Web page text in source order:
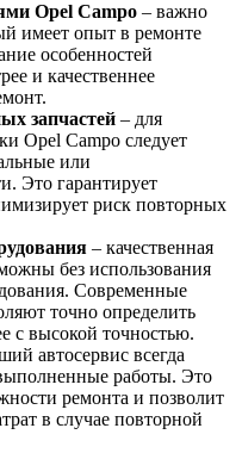
Opel Campo – важно
имеет опыт в ремонте
особенностей
и качественнее
запчастей – для
Opel Campo следует
или
Это гарантирует
риск повторных
– качественная
без использования
Современные
точно определить
с высокой точностью.
автосервис всегда
работы. Это
ремонта и позволит
в случае повторной